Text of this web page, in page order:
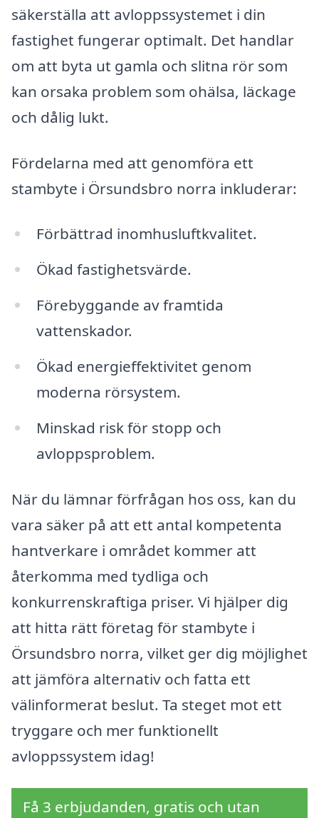
säkerställa att avloppssystemet i din
fastighet fungerar optimalt. Det handlar
om att byta ut gamla och slitna rör som
kan orsaka problem som ohälsa, läckage
och dålig lukt.
Fördelarna med att genomföra ett
stambyte i Örsundsbro norra inkluderar:
Förbättrad inomhusluftkvalitet.
Ökad fastighetsvärde.
Förebyggande av framtida
vattenskador.
Ökad energieffektivitet genom
moderna rörsystem.
Minskad risk för stopp och
avloppsproblem.
När du lämnar förfrågan hos oss, kan du
vara säker på att ett antal kompetenta
hantverkare i området kommer att
återkomma med tydliga och
konkurrenskraftiga priser. Vi hjälper dig
att hitta rätt företag för stambyte i
Örsundsbro norra, vilket ger dig möjlighet
att jämföra alternativ och fatta ett
välinformerat beslut. Ta steget mot ett
tryggare och mer funktionellt
avloppssystem idag!
Få 3 erbjudanden, gratis och utan